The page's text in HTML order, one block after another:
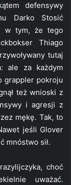
defensywy
Darko Stosić
w tym, że tego
Thiago
tutaj
ale za każdym
grappler pokroju
też wnioski z
i agresji z
mękę. Tak, to
jeśli Glover
mnóstwo sił.
choć
uważać.